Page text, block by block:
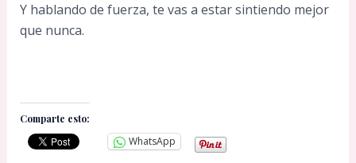
Y hablando de fuerza, te vas a estar sintiendo mejor
que nunca.
Comparte esto:
WhatsApp